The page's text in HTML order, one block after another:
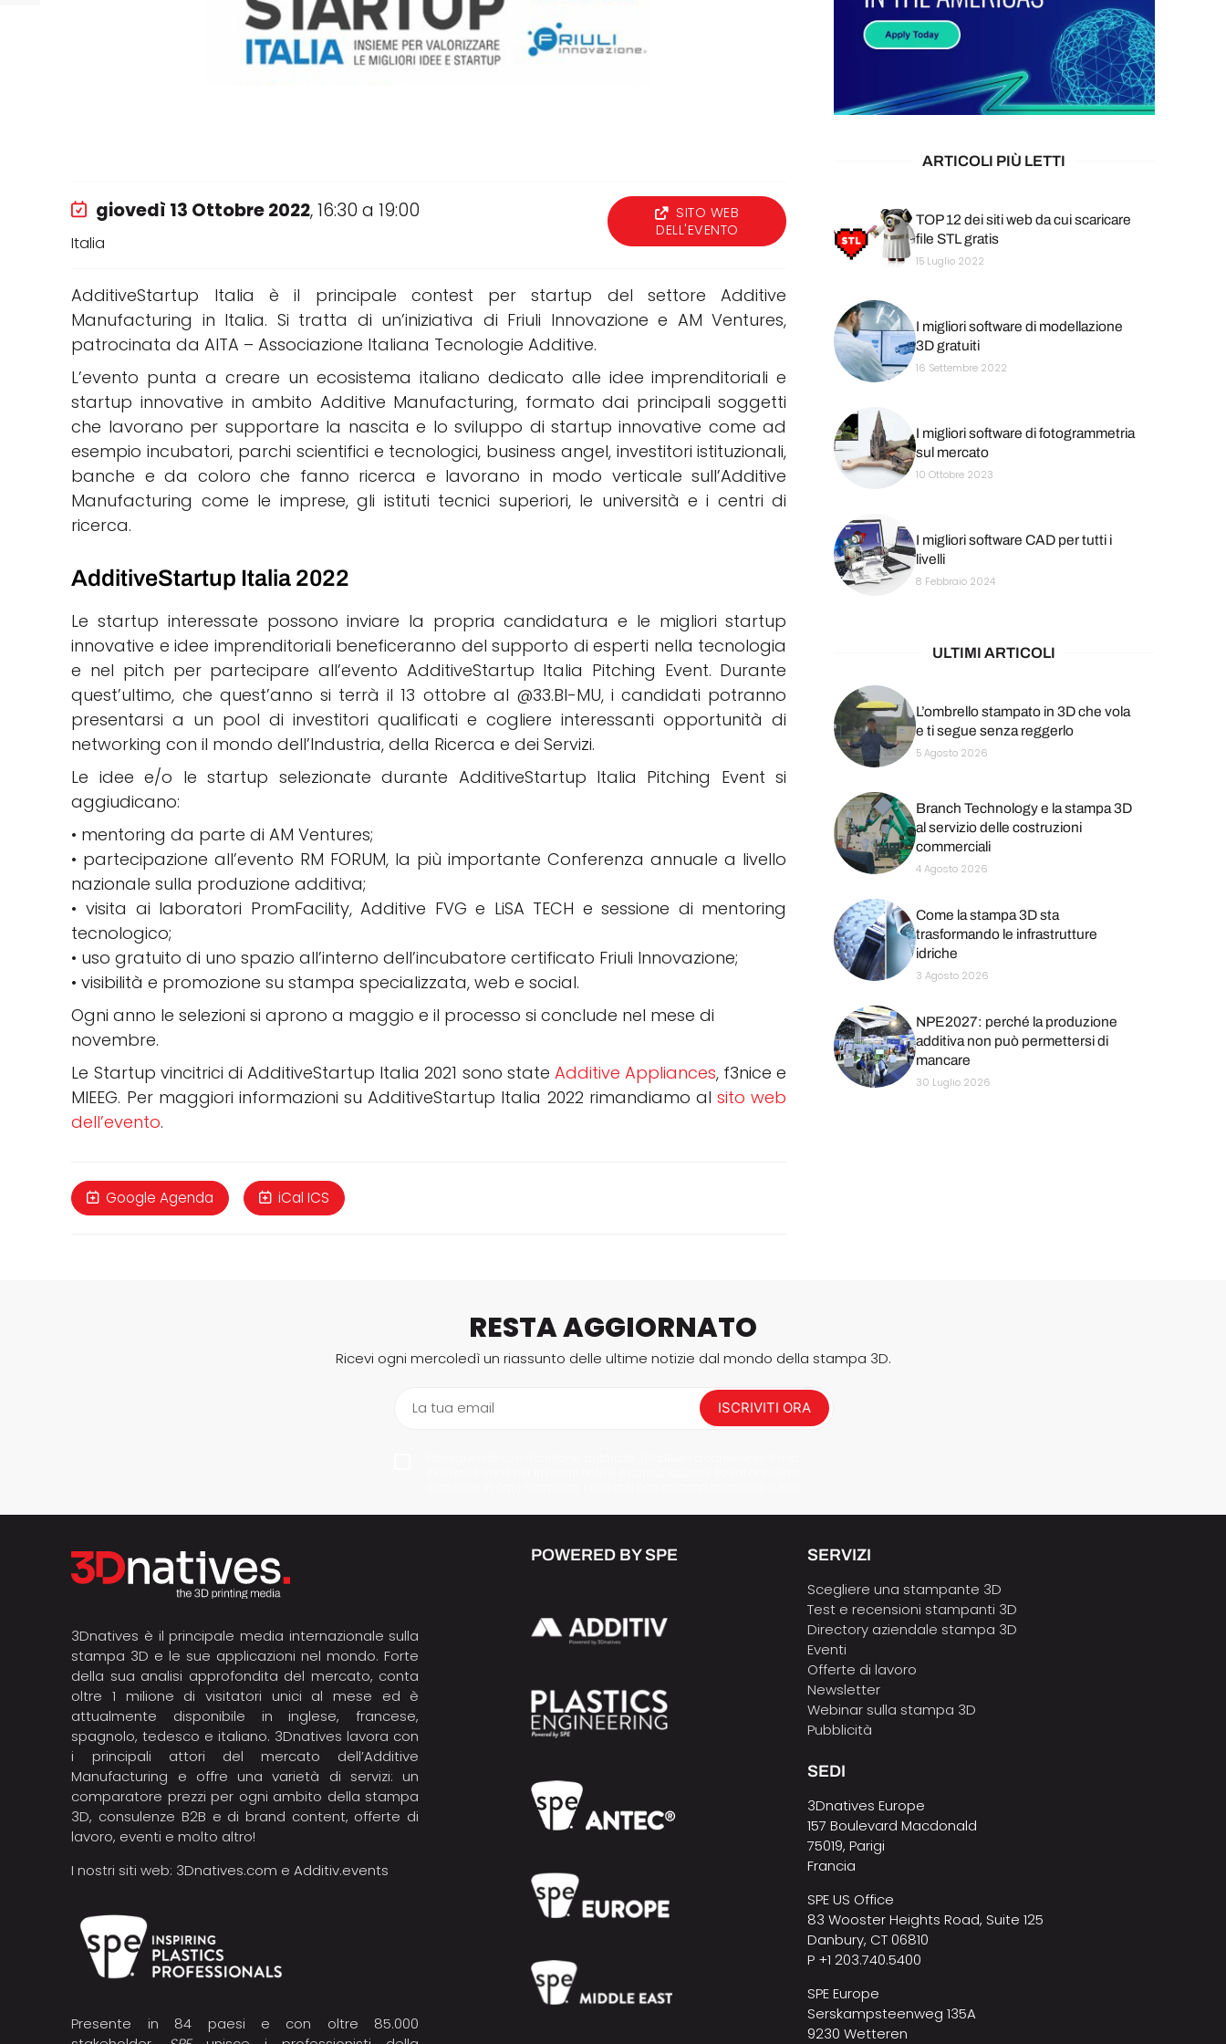
Software 3D
Stampanti 3D
giovedì 13 Ottobre 2022, 16:30 a 19:00
Italia
SITO WEB
DELL'EVENTO
AdditiveStartup Italia è il principale contest per startup del settore Additive
Manufacturing in Italia. Si tratta di un’iniziativa di Friuli Innovazione e AM Ventures,
patrocinata da AITA – Associazione Italiana Tecnologie Additive.
L’evento punta a creare un ecosistema italiano dedicato alle idee imprenditoriali e
startup innovative in ambito Additive Manufacturing, formato dai principali soggetti
che lavorano per supportare la nascita e lo sviluppo di startup innovative come ad
esempio incubatori, parchi scientifici e tecnologici, business angel, investitori istituzionali,
banche e da coloro che fanno ricerca e lavorano in modo verticale sull’Additive
Manufacturing come le imprese, gli istituti tecnici superiori, le università e i centri di
ricerca.
AdditiveStartup Italia 2022
Le startup interessate possono inviare la propria candidatura e le migliori startup
innovative e idee imprenditoriali beneficeranno del supporto di esperti nella tecnologia
e nel pitch per partecipare all’evento AdditiveStartup Italia Pitching Event. Durante
quest’ultimo, che quest’anno si terrà il 13 ottobre al @33.BI-MU, i candidati potranno
presentarsi a un pool di investitori qualificati e cogliere interessanti opportunità di
networking con il mondo dell’Industria, della Ricerca e dei Servizi.
Le idee e/o le startup selezionate durante AdditiveStartup Italia Pitching Event si
aggiudicano:
• mentoring da parte di AM Ventures;
• partecipazione all’evento RM FORUM, la più importante Conferenza annuale a livello
nazionale sulla produzione additiva;
• visita ai laboratori PromFacility, Additive FVG e LiSA TECH e sessione di mentoring
tecnologico;
• uso gratuito di uno spazio all’interno dell’incubatore certificato Friuli Innovazione;
• visibilità e promozione su stampa specializzata, web e social.
Ogni anno le selezioni si aprono a maggio e il processo si conclude nel mese di
novembre.
Le Startup vincitrici di AdditiveStartup Italia 2021 sono state Additive Appliances, f3nice e
MIEEG. Per maggiori informazioni su AdditiveStartup Italia 2022 rimandiamo alsito web
dell’evento.
Google Agenda iCal ICS
ARTICOLI PIÙ LETTI
TOP 12 dei siti web da cui scaricare
file STL gratis
15 Luglio 2022
I migliori software di modellazione
3D gratuiti
16 Settembre 2022
I migliori software di fotogrammetria
sul mercato
10 Ottobre 2023
I migliori software CAD per tutti i
livelli
8 Febbraio 2024
ULTIMI ARTICOLI
L’ombrello stampato in 3D che vola
e ti segue senza reggerlo
5 Agosto 2026
Branch Technology e la stampa 3D
al servizio delle costruzioni
commerciali
4 Agosto 2026
Come la stampa 3D sta
trasformando le infrastrutture
idriche
3 Agosto 2026
NPE2027: perché la produzione
additiva non può permettersi di
mancare
30 Luglio 2026
RESTA AGGIORNATO
Ricevi ogni mercoledì un riassunto delle ultime notizie dal mondo della stampa 3D.
La tua email ISCRIVITI ORA
3Dnatives è il principale media internazionale sulla
stampa 3D e le sue applicazioni nel mondo. Forte
della sua analisi approfondita del mercato, conta
oltre 1 milione di visitatori unici al mese ed è
attualmente disponibile in inglese, francese,
spagnolo, tedesco e italiano. 3Dnatives lavora con
i principali attori del mercato dell’Additive
Manufacturing e offre una varietà di servizi: un
comparatore prezzi per ogni ambito della stampa
3D, consulenze B2B e di brand content, offerte di
lavoro, eventi e molto altro!
I nostri siti web: 3Dnatives.com eAdditiv.events
Presente in 84 paesi e con oltre 85.000
POWERED BY SPE SERVIZI
Scegliere una stampante 3D
Test e recensioni stampanti 3D
Directory aziendale stampa 3D
Eventi
Offerte di lavoro
Newsletter
Webinar sulla stampa 3D
Pubblicità
SEDI
3Dnatives Europe
157 Boulevard Macdonald
75019, Parigi
Francia
SPE US Office
83 Wooster Heights Road, Suite 125
Danbury, CT 06810
P +1 203.740.5400
SPE Europe
Serskampsteenweg 135A
9230 Wetteren